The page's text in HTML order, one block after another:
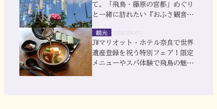
て。「飛鳥・藤原の宮都」めぐり
と一緒に訪れたい『おふさ観音』
観光
JWマリオット・ホテル奈良で世界
遺産登録を祝う特別フェア！限定
メニューやスパ体験で飛鳥の魅力